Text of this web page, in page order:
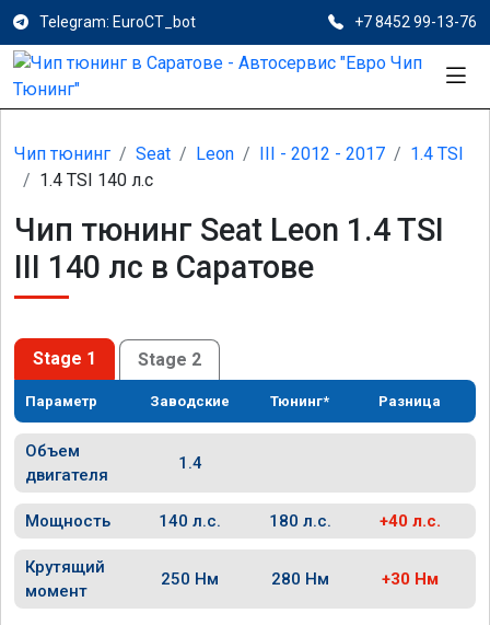
Telegram: EuroCT_bot +7 8452 99-13-76
Чип тюнинг Seat Leon III - 2012 - 2017
1.4 TSI
1.4 TSI 140 л.с
Чип тюнинг Seat Leon 1.4 TSI
III 140 лс в Саратове
Stage 1 Stage 2
Параметр Заводские Тюнинг* Разница
Объем
двигателя
1.4
Мощность 140 л.с. 180 л.с. +40 л.с.
Крутящий
момент
250 Нм 280 Нм +30 Нм